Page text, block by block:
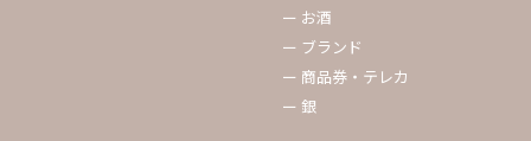
ー お酒
ー ブランド
ー 商品券・テレカ
ー 銀